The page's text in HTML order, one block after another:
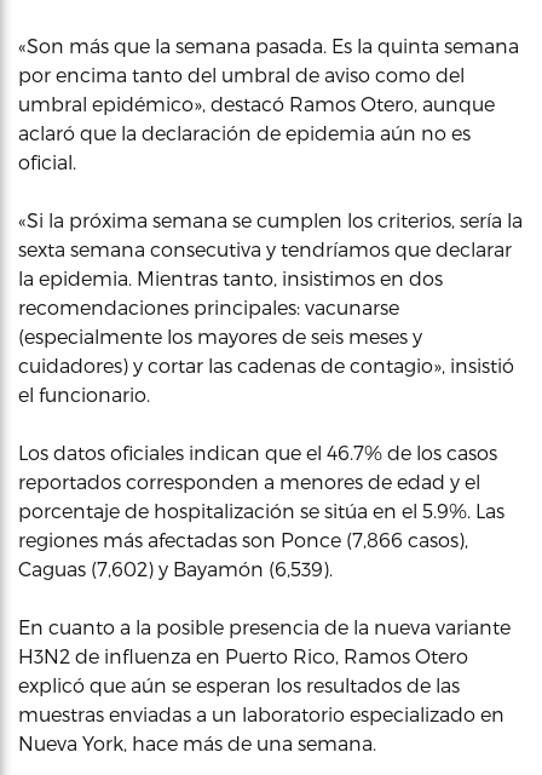
«Son más que la semana pasada. Es la quinta semana
por encima tanto del umbral de aviso como del
umbral epidémico», destacó Ramos Otero, aunque
aclaró que la declaración de epidemia aún no es
oficial.
«Si la próxima semana se cumplen los criterios, sería la
sexta semana consecutiva y tendríamos que declarar
la epidemia. Mientras tanto, insistimos en dos
recomendaciones principales: vacunarse
(especialmente los mayores de seis meses y
cuidadores) y cortar las cadenas de contagio», insistió
el funcionario.
Los datos oficiales indican que el 46.7% de los casos
reportados corresponden a menores de edad y el
porcentaje de hospitalización se sitúa en el 5.9%. Las
regiones más afectadas son Ponce (7,866 casos),
Caguas (7,602) y Bayamón (6,539).
En cuanto a la posible presencia de la nueva variante
H3N2 de influenza en Puerto Rico, Ramos Otero
explicó que aún se esperan los resultados de las
muestras enviadas a un laboratorio especializado en
Nueva York, hace más de una semana.